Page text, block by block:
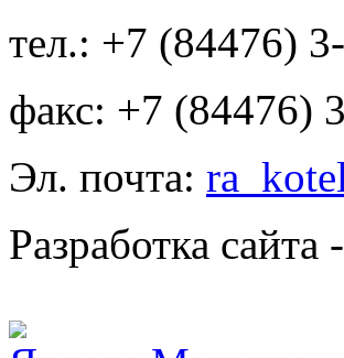
тел.: +7 (84476)
факс: +7 (84476)
Эл. почта:
Разработка